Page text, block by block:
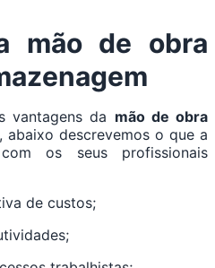
mão de obra
vantagens da mão de obra
, abaixo descrevemos o que a
os seus profissionais
de custos;